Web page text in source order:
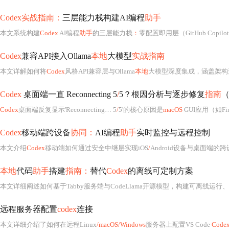
Codex实战指南： 三层能力栈构建AI编程助手
本文系统构建CodexAI编程助手的三层能力栈 ： 零配置即用层（GitHub Copilot Web）、标准集成层（
Codex兼容API接入Ollama本地大模型实战指南
本文详解如何将Codex风格API兼容层与Ollama本地大模型深度集成，涵盖架
Codex 桌面端一直 Reconnecting 5/5？根因分析与逐步修复指南 （
Codex桌面端反复显示'Reconnecting… 5/5'的核心原因是macOS GUI应用（如
Codex移动端跨设备协同： AI编程助手实时监控与远程控制
本文介绍Codex移动端如何通过安全中继层实现iOS/Android设备与桌面端的跨
本地代码助手搭建指南： 替代Codex的离线可定制方案
本文详细阐述如何基于Tabby服务端与CodeLlama开源模型，构建可离线运行
远程服务器配置codex连接
本文详细介绍了如何在远程Linux/macOS/Windows服务器上配置VS Code